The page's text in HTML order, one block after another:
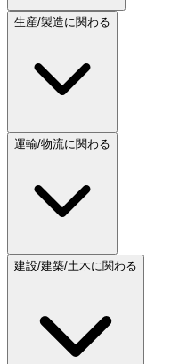
生産/製造に関わる
運輸/物流に関わる
建設/建築/土木に関わる